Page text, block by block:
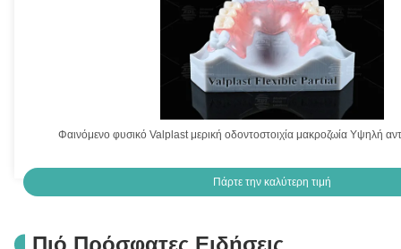
Φαινόμενο φυσικό Valplast μερική οδοντοστοιχία μακροζωία Υψηλή
Πάρτε την καλύτερη τιμή